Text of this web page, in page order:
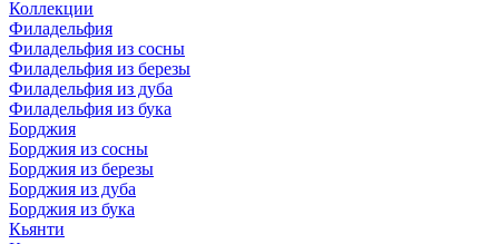
Коллекции
Филадельфия
Филадельфия из сосны
Филадельфия из березы
Филадельфия из дуба
Филадельфия из бука
Борджия
Борджия из сосны
Борджия из березы
Борджия из дуба
Борджия из бука
Кьянти